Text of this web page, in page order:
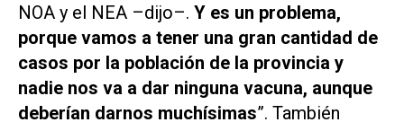
NOA y el NEA –dijo–. Y es un problema,
porque vamos a tener una gran cantidad de
casos por la población de la provincia y
nadie nos va a dar ninguna vacuna, aunque
deberían darnos muchísimas”. También